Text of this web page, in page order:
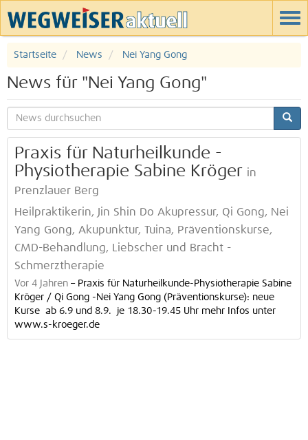
Startseite News Nei Yang Gong
News für "Nei Yang Gong"
Praxis für Naturheilkunde -
Physiotherapie Sabine Kröger in
Prenzlauer Berg
Heilpraktikerin, Jin Shin Do Akupressur, Qi Gong, Nei
Yang Gong, Akupunktur, Tuina, Präventionskurse,
CMD-Behandlung, Liebscher und Bracht -
Schmerztherapie
Vor 4 Jahren – Praxis für Naturheilkunde-Physiotherapie Sabine
Kröger / Qi Gong -Nei Yang Gong (Präventionskurse): neue
Kurse ab 6.9 und 8.9. je 18.30-19.45 Uhr mehr Infos unter
www.s-kroeger.de